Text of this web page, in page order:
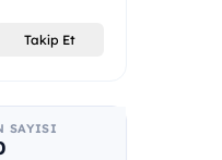
Takip Et
SAYISI